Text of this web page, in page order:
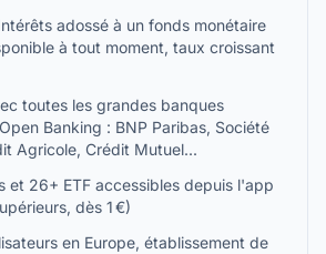
adossé à un fonds monétaire
à tout moment, taux croissant
toutes les grandes banques
Banking : BNP Paribas, Société
Agricole, Crédit Mutuel...
et 26+ ETF accessibles depuis l'app
dès 1 €)
en Europe, établissement de